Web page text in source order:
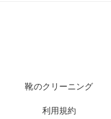
靴のクリーニング
利用規約